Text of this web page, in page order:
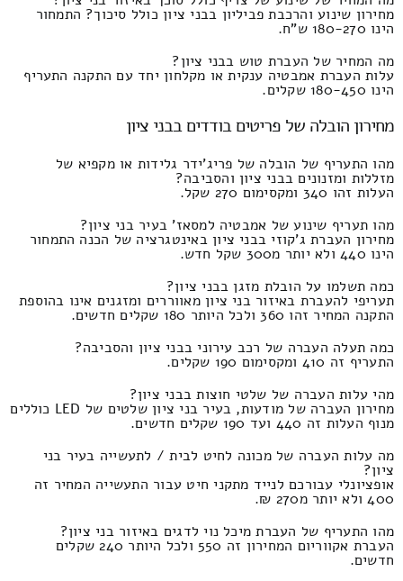
מחירון שינוע והרכבת פביליון בבני ציון כולל סיכוך? התמחור
הינו 180-270 ש"ח.
מה המחיר של העברת טוש בבני ציון?
עלות העברת אמבטיה ענקית או מקלחון יחד עם התקנה התעריף
הינו 180-450 שקלים.
מחירון הובלה של פריטים בודדים בבני ציון
מהו התעריף של הובלה של פריג'ידר גלידות או מקפיא של
מזללות ומזנונים בבני ציון והסביבה?
העלות זהו 340 ומקסימום 270 שקל.
מהו תעריף שינוע של אמבטיה למסאז' בעיר בני ציון?
מחירון העברת ג'קוזי בבני ציון באינטגרציה של הכנה התמחור
הינו 440 ולא יותר מ300 שקל חדש.
כמה תשלמו על הובלת מזגן בבני ציון?
תעריפי להעברת באיזור בני ציון מאווררים ומזגנים אינו בהוספת
התקנה המחיר זהו 360 ולכל היותר 180 שקלים חדשים.
כמה תעלה העברה של רכב עירוני בבני ציון והסביבה?
התעריף זה 410 ומקסימום 190 שקלים.
מהי עלות העברה של שלטי חוצות בבני ציון?
מחירון העברה של מודעות, בעיר בני ציון שלטים של LED כוללים
מנוף העלות זה 440 ועד 190 שקלים חדשים.
מה עלות העברה של מכונה לחיט לבית / לתעשייה בעיר בני
ציון?
אופציונלי עבורכם לנייד מתקני חיט עבור התעשייה המחיר זה
400 ולא יותר מ270 ₪.
מהו התעריף של העברת מיכל נוי לדגים באיזור בני ציון?
העברת אקווריום המחירון זה 550 ולכל היותר 240 שקלים
חדשים.